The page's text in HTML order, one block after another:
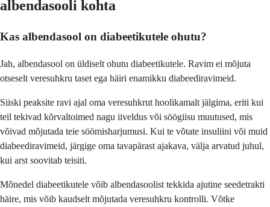
albendasooli kohta
Kas albendasool on diabeetikutele ohutu?
Jah, albendasool on üldiselt ohutu diabeetikutele. Ravim ei mõjuta
otseselt veresuhkru taset ega häiri enamikku diabeediravimeid.
Siiski peaksite ravi ajal oma veresuhkrut hoolikamalt jälgima, eriti kui
teil tekivad kõrvaltoimed nagu iiveldus või söögiisu muutused, mis
võivad mõjutada teie söömisharjumusi. Kui te võtate insuliini või muid
diabeediravimeid, järgige oma tavapärast ajakava, välja arvatud juhul,
kui arst soovitab teisiti.
Mõnedel diabeetikutele võib albendasoolist tekkida ajutine seedetrakti
häire, mis võib kaudselt mõjutada veresuhkru kontrolli. Võtke